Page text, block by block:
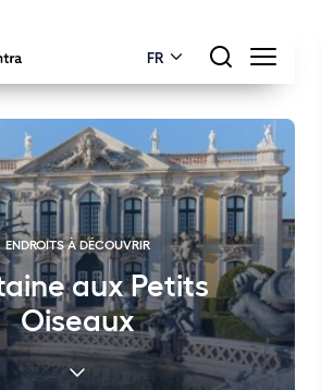
FR
ENDROITS À DÉCOUVRIR
aux Petits
Oiseaux